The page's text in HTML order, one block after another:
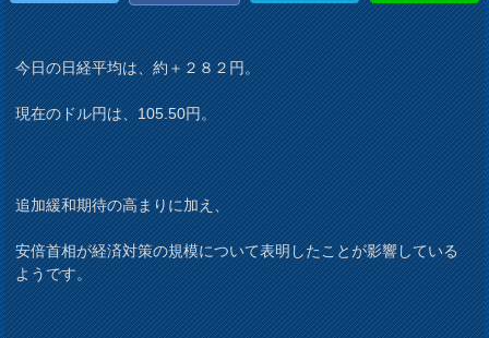
今日の日経平均は、約＋２８２円。
現在のドル円は、105.50円。
追加緩和期待の高まりに加え、
安倍首相が経済対策の規模について表明したことが影響している
ようです。